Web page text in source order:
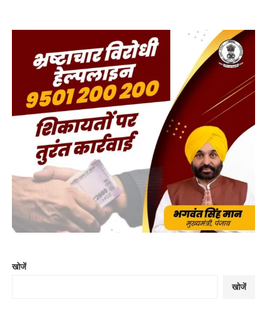
खोजें
खोजें